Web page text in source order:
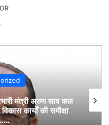
मंत्री अरुण साव कल
कार्यों की समीक्षा